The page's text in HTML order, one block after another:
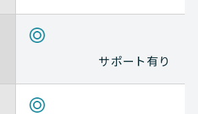
サポート有り